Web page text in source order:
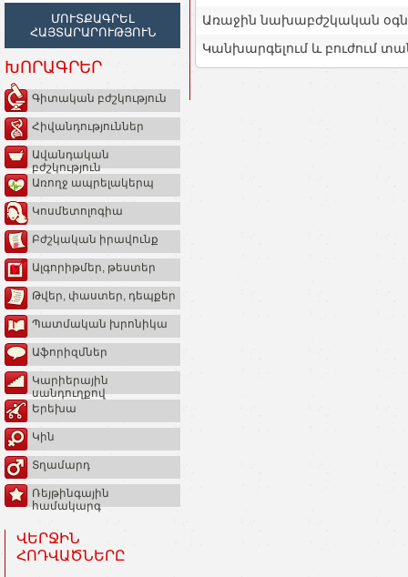
ՄՈՒՏՔԱԳՐԵԼ
ՀԱՅՏԱՐԱՐՈՒԹՅՈՒՆ
ԽՈՐԱԳՐԵՐ
Գիտական բժշկություն
Հիվանդություններ
Ավանդական
բժշկություն
Առողջ ապրելակերպ
Կոսմետոլոգիա
Բժշկական իրավունք
Ալգորիթմեր, թեստեր
Թվեր, փաստեր, դեպքեր
Պատմական խրոնիկա
Աֆորիզմներ
Կարիերային
սանդուղքով
Երեխա
Կին
Տղամարդ
Ռեյթինգային
համակարգ
ՎԵՐՋԻՆ
ՀՈԴՎԱԾՆԵՐԸ
Առաջին նախաբժշկական
Կանխարգելում և բուժում